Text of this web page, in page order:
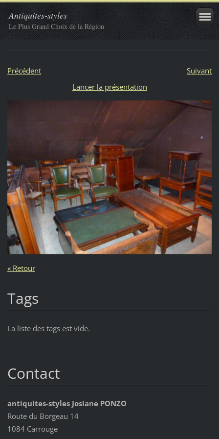
Antiquites-styles
Le Plus Grand Choix de la Région
Précédent
Suivant
Lancer la présentation
« Retour
Tags
La liste des tags est vide.
Contact
antiquites-styles Josiane PONZO
Route du Borgeau 14
1084 Carrouge